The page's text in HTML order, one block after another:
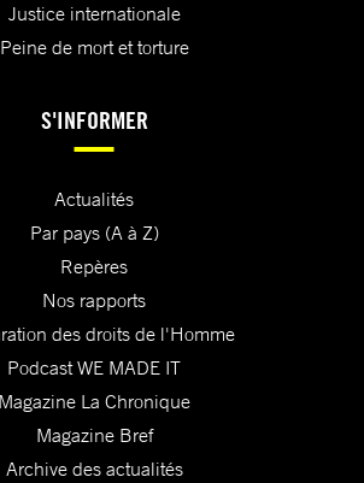
Justice internationale
Peine de mort et torture
S'INFORMER
Actualités
Par pays (A à Z)
Repères
Nos rapports
des droits de l'Homme
Podcast WE MADE IT
Magazine La Chronique
Magazine Bref
Archive des actualités